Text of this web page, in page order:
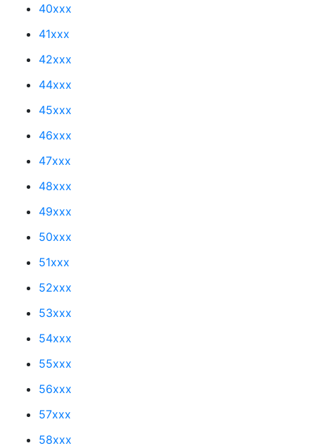
40xxx
41xxx
42xxx
44xxx
45xxx
46xxx
47xxx
48xxx
49xxx
50xxx
51xxx
52xxx
53xxx
54xxx
55xxx
56xxx
57xxx
58xxx